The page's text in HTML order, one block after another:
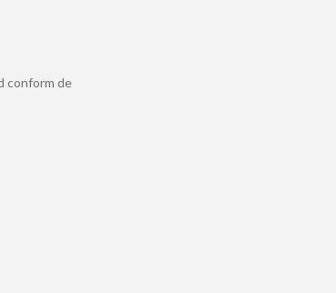
conform de